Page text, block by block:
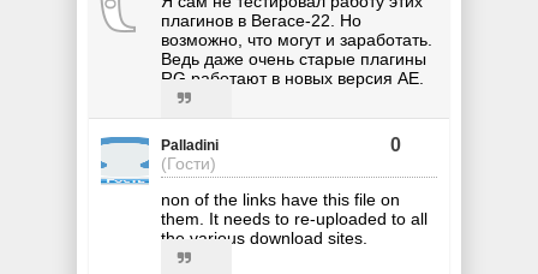
плагинов в Вегасе-22. Но
возможно, что могут и заработать.
Ведь даже очень старые плагины
RG работают в новых версия AE.
Palladini
(Гости)
0
non of the links have this file on
them. It needs to re-uploaded to all
the various download sites.